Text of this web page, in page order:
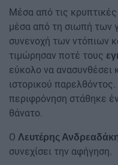
Μέσα από τις
μέσα από τη σιωπή των
συνενοχή των ντόπιων
τιμώρησαν ποτέ τους
εύκολο να ανασυνθέσει
ιστορικού
περιφρόνηση στάθηκε
θάνατο.
Ο Λευτέρης
συνεχίσει την αφήγηση.